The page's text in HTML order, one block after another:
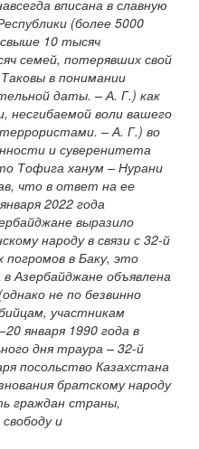
вписана в славную
(более 5000
10 тысяч
семей, потерявших свой
в понимании
даты. – А. Г.) как
несгибаемой воли вашего
– А. Г.) во
и суверенитета
Тофига ханум – Нурани
что в ответ на ее
2022 года
выразило
народу в связи с 32-й
погромов в Баку, это
Азербайджане объявлена
не по безвинно
участникам
января 1990 года в
дня траура – 32-й
посольство Казахстана
братскому народу
граждан страны,
и